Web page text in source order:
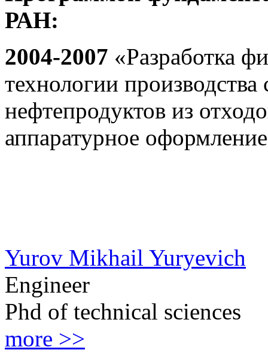
РАН:
2004-2007 «Разработка
технологии
нефтепродуктов из
аппаратурное
Yurov Mikhail Yuryevich
Engineer
Phd of technical sciences
more >>